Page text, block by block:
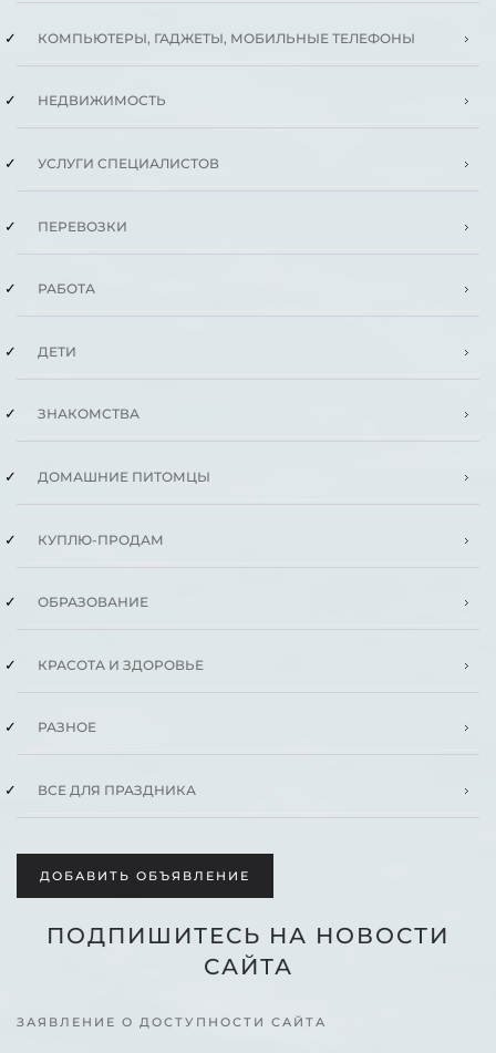
КОМПЬЮТЕРЫ, ГАДЖЕТЫ, МОБИЛЬНЫЕ ТЕЛЕФОНЫ
НЕДВИЖИМОСТЬ
УСЛУГИ СПЕЦИАЛИСТОВ
ПЕРЕВОЗКИ
РАБОТА
ДЕТИ
ЗНАКОМСТВА
ДОМАШНИЕ ПИТОМЦЫ
КУПЛЮ-ПРОДАМ
ОБРАЗОВАНИЕ
КРАСОТА И ЗДОРОВЬЕ
РАЗНОЕ
ВСЕ ДЛЯ ПРАЗДНИКА
ДОБАВИТЬ ОБЪЯВЛЕНИЕ
ПОДПИШИТЕСЬ НА НОВОСТИ
САЙТА
ЗАЯВЛЕНИЕ О ДОСТУПНОСТИ САЙТА